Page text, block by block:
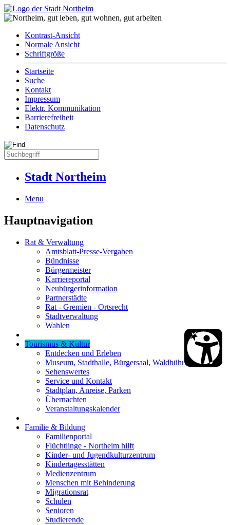
Kontrast-Ansicht
Normale Ansicht
Schriftgröße
Startseite
Suche
Kontakt
Impressum
Elektr. Kommunikation
Barrierefreiheit
Datenschutz
Stadt Northeim
Menu
Hauptnavigation
Rat & Verwaltung
Amtsblatt-Presse-Vergaben
Bündnisse
Bürgermeister
Karriereportal
Neubürgerinformation
Partnerstädte
Rat - Gremien - Ortsrecht
Stadtverwaltung
Wahlen
Tourismus & Kultur
Entdecken und Erleben
Museum, Stadthalle, Bürgersaal, Waldbühne
Sehenswertes
Service und Kontakt
Stadtplan, Anreise, Parken
Übernachten
Veranstaltungskalender
Familie & Bildung
Familienportal
Flüchtlinge - Northeim hilft
Kinder- und Jugendkulturzentrum
Kindertagesstätten
Medienzentrum
Menschen mit Behinderung
Migrationsrat
Schulen
Senioren
Studierende